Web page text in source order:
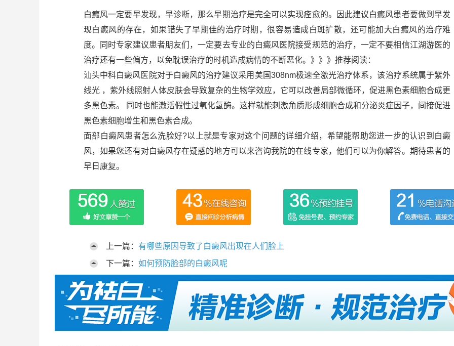
白癜风一定要早发现，早诊断，那么早期治疗是完全可以实现痊愈的。因此建议白癜风患者要做到早发
现白癜风的存在，如果错失了早期佳的治疗时期，很容易造成白斑扩散，还可能加大白癜风的治疗难
度。同时专家建议患者朋友们，一定要去专业的白癜风医院接受规范的治疗，一定不要相信江湖游医的
治疗还有一些偏方，以免耽误治疗的时机造成病情的不断恶化。》》》推荐阅读：
汕头中科白癜风医院对于白癜风的治疗建议采用美国308nm极速全激光治疗体系，该治疗系统属于紫外
线光 ，紫外线照射人体皮肤会导致复杂的生物学效应，它可以改善局部微循环，促进黑色素细胞合成更
多黑色素。 同时也能激活假性过氧化氢酶。这样就能刺激角质形成细胞合成和分泌炎症因子，间接促进
黑色素细胞增生和黑色素合成。
面部白癜风患者怎么洗脸好?以上就是专家对这个问题的详细介绍，希望能帮助您进一步的认识到白癜
风，如果您还有对白癜风存在疑惑的地方可以来咨询我院的在线专家，他们可以为你解答。期待患者的
早日康复。
上一篇： 有哪些原因导致了白癜风出现在人们脸上
下一篇： 如何预防脸部的白癜风呢